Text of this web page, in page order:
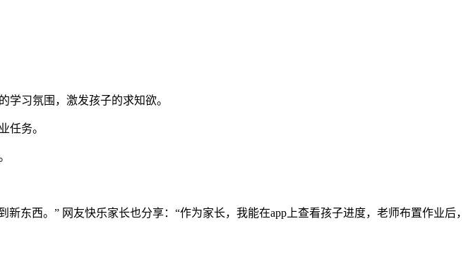
学习氛围，激发孩子的求知欲。
任务。
东西。” 网友快乐家长也分享：“作为家长，我能在app上查看孩子进度，老师布置作业后，